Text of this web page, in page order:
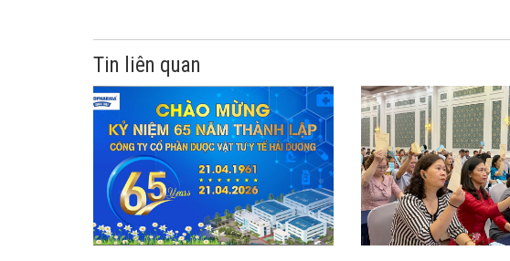
Tin liên quan